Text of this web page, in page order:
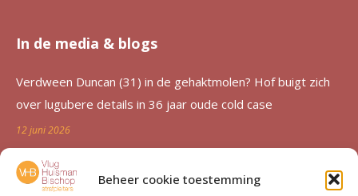
Beheer cookie toestemming
In de media & blogs
Verdween Duncan (31) in de gehaktmolen? Hof buigt zich
over lugubere details in 36 jaar oude cold case
12 juni 2026
Zutphen al 36 jaar in de ban van verdwijning Duncan
Zwakke: ‘Een etterende wond voor de familie’